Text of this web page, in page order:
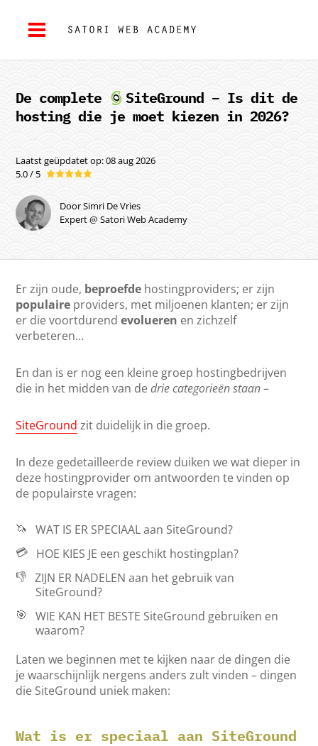
De complete SiteGround – Is dit de
hosting die je moet kiezen in 2026?
Laatst geüpdatet op: 08 aug 2026
5.0 / 5
Door Simri De Vries
Expert @ Satori Web Academy
Er zijn oude, beproefde hostingproviders; er zijn
populaire providers, met miljoenen klanten; er zijn
er die voortdurendevolueren en zichzelf
verbeteren…
En dan is er nog een kleine groep hostingbedrijven
die in het midden van dedrie categorieën staan–
SiteGround zit duidelijk in die groep.
In deze gedetailleerde review duiken we wat dieper in
deze hostingprovider om antwoorden te vinden op
de populairste vragen:
🦄 WAT IS ER SPECIAALaan SiteGround?
💳 HOE KIES JE een geschikt hostingplan?
👎 ZIJN ER NADELEN aan het gebruik van
SiteGround?
🎯
WIE KAN HET BESTE SiteGround gebruiken en
waarom?
Laten we beginnen met te kijken naar de dingen die
je waarschijnlijk nergens anders zult vinden – dingen
die SiteGround uniek maken:
Wat is er speciaal aan SiteGround